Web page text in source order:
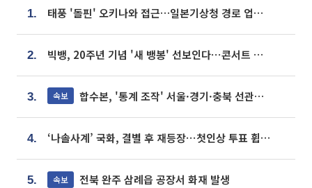
1. 태풍 '돌핀' 오키나와 접근…일본기상청 경로 업데이트
2. 빅뱅, 20주년 기념 '새 뱅봉' 선보인다⋯콘서트 앞두고 팝업 개최
3. 속보 합수본, '통계 조작' 서울·경기·충북 선관위 등 추가 압수수색
4. ‘나솔사계’ 국화, 결별 후 재등장⋯첫인상 투표 휩쓸고 ‘인기녀’ 등극
5. 속보 전북 완주 삼례읍 공장서 화재 발생